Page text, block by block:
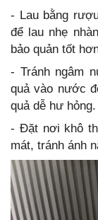
- Lau bằng
để lau nhẹ
bảo quản tốt
- Tránh ngâm
quả vào nước
quả dễ hư hỏng.
- Đặt nơi khô
mát, tránh ánh